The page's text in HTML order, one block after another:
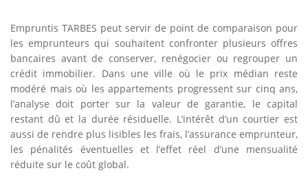
Empruntis TARBES peut servir de point de comparaison pour
les emprunteurs qui souhaitent confronter plusieurs offres
bancaires avant de conserver, renégocier ou regrouper un
crédit immobilier. Dans une ville où le prix médian reste
modéré mais où les appartements progressent sur cinq ans,
l’analyse doit porter sur la valeur de garantie, le capital
restant dû et la durée résiduelle. L’intérêt d’un courtier est
aussi de rendre plus lisibles les frais, l’assurance emprunteur,
les pénalités éventuelles et l’effet réel d’une mensualité
réduite sur le coût global.